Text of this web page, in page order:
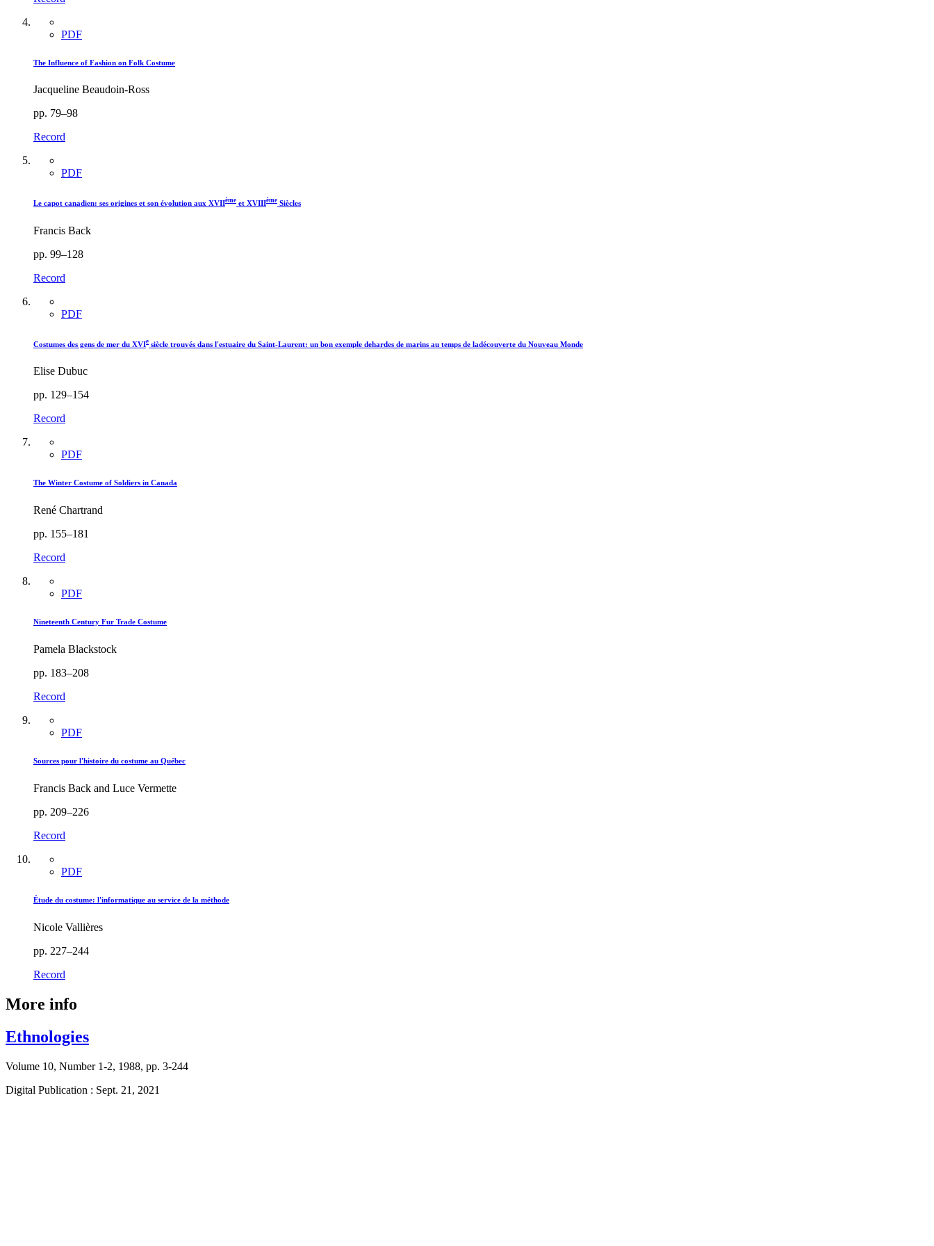
PDF
The Influence of Fashion on Folk Costume
Jacqueline Beaudoin-Ross
pp. 79–98
Record
PDF
Le capot canadien: ses origines et son évolution aux XVIIème et XVIIIème Siècles
Francis Back
pp. 99–128
Record
PDF
Costumes des gens de mer du XVIe siècle trouvés dans l'estuaire du Saint-Laurent: un bon exemple dehardes de marins au temps de ladécouverte du Nouveau Monde
Elise Dubuc
pp. 129–154
Record
PDF
The Winter Costume of Soldiers in Canada
René Chartrand
pp. 155–181
Record
PDF
Nineteenth Century Fur Trade Costume
Pamela Blackstock
pp. 183–208
Record
PDF
Sources pour l'histoire du costume au Québec
Francis Back and Luce Vermette
pp. 209–226
Record
PDF
Étude du costume: l'informatique au service de la méthode
Nicole Vallières
pp. 227–244
Record
More info
Ethnologies
Volume 10, Number 1-2, 1988, pp. 3-244
Digital Publication : Sept. 21, 2021